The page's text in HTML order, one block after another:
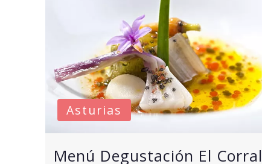
Asturias
Menú Degustación El Corral